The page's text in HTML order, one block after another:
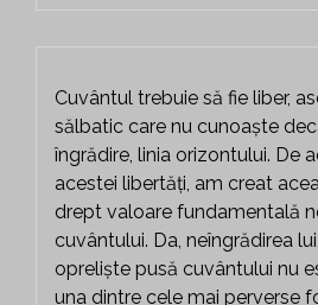
Cuvântul trebuie să fie liber,
sălbatic care nu cunoaște
îngrădire, linia orizontului. De
acestei libertăți, am creat
drept valoare fundamentală
cuvântului. Da, neîngrădirea
opreliște pusă cuvântului nu
una dintre cele mai perverse